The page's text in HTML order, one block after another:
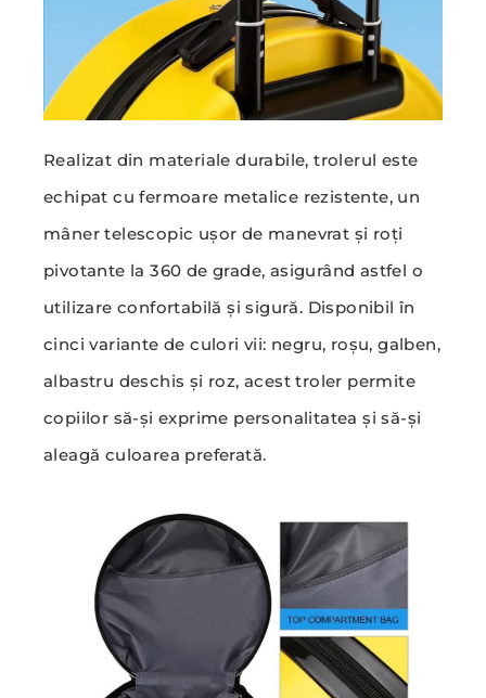
Realizat din materiale durabile, trolerul este
echipat cu fermoare metalice rezistente, un
mâner telescopic ușor de manevrat și roți
pivotante la 360 de grade, asigurând astfel o
utilizare confortabilă și sigură. Disponibil în
cinci variante de culori vii: negru, roșu, galben,
albastru deschis și roz, acest troler permite
copiilor să-și exprime personalitatea și să-și
aleagă culoarea preferată.